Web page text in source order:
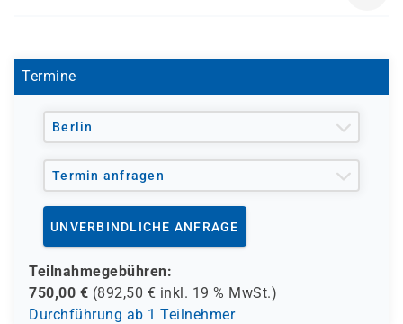
Termine
Berlin
Termin anfragen
UNVERBINDLICHE ANFRAGE
Teilnahmegebühren:
750,00 € (892,50 € inkl. 19 % MwSt.)
Durchführung ab 1 Teilnehmer